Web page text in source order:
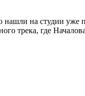
на студии уже
трека, где